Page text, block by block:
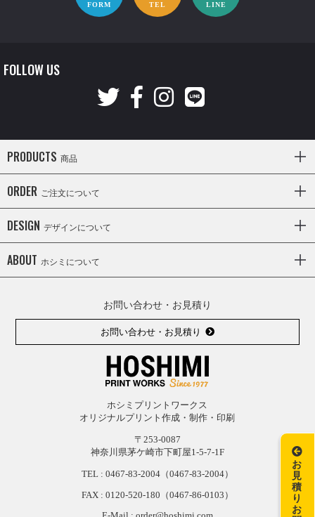
お
見
積
り
お
FORM TEL LINE
FOLLOW US
PRODUCTS 商品
ORDER ご注文について
DESIGN デザインについて
ABOUT ホシミについて
お問い合わせ・お見積り
お問い合わせ・お見積り
ホシミプリントワークス
オリジナルプリント作成・制作・印刷
〒253-0087
神奈川県茅ケ崎市下町屋1-5-7-1F
TEL : 0467-83-2004（0467-83-2004）
FAX : 0120-520-180（0467-86-0103）